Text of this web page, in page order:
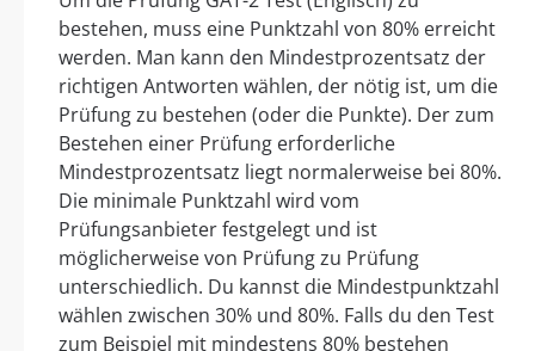
bestehen, muss eine Punktzahl von 80% erreicht
werden. Man kann den Mindestprozentsatz der
richtigen Antworten wählen, der nötig ist, um die
Prüfung zu bestehen (oder die Punkte). Der zum
Bestehen einer Prüfung erforderliche
Mindestprozentsatz liegt normalerweise bei 80%.
Die minimale Punktzahl wird vom
Prüfungsanbieter festgelegt und ist
möglicherweise von Prüfung zu Prüfung
unterschiedlich. Du kannst die Mindestpunktzahl
wählen zwischen 30% und 80%. Falls du den Test
zum Beispiel mit mindestens 80% bestehen